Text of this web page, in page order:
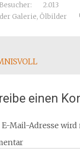
2.013
Galerie, Ölbilder
einen
E-Mail-Adresse